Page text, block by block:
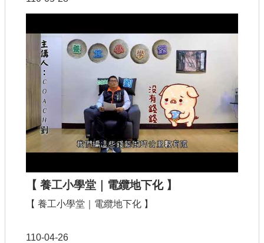
【 養工小學堂｜電纜地下化 】
110-04-26
【 養工小學堂｜電纜地下化 】